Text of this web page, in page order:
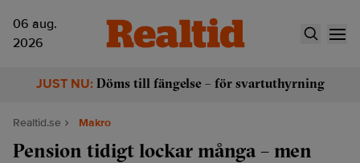
06 aug.
2026
JUST NU: Döms till fängelse – för svartuthyrning
Realtid.se Makro
Pension tidigt lockar många – men